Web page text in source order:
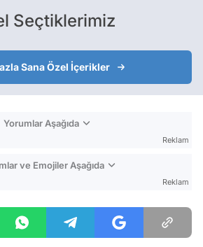
Seçtiklerimiz
Sana Özel İçerikler
Yorumlar Aşağıda
Reklam
ve Emojiler Aşağıda
Reklam